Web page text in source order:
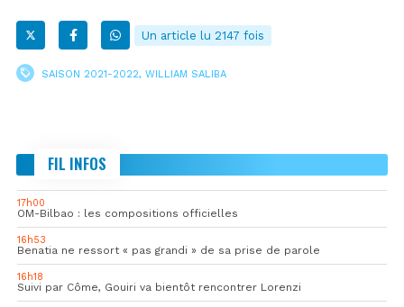
Un article lu 2147 fois
SAISON 2021-2022, WILLIAM SALIBA
FIL INFOS
17h00
OM-Bilbao : les compositions officielles
16h53
Benatia ne ressort « pas grandi » de sa prise de parole
16h18
Suivi par Côme, Gouiri va bientôt rencontrer Lorenzi